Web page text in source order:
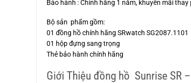
Bảo hành : Chính hãng 1 năm, khuyến mãi
Bộ sản phẩm gồm:
01 đồng hồ chính hãng SRwatch SG2087.1101
01 hộp đựng sang trọng
Thẻ bảo hành chính hãng
Giới Thiệu đồng hồ Sunrise SR